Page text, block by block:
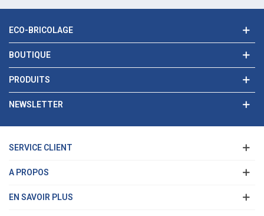
ECO-BRICOLAGE
BOUTIQUE
PRODUITS
NEWSLETTER
SERVICE CLIENT
A PROPOS
EN SAVOIR PLUS